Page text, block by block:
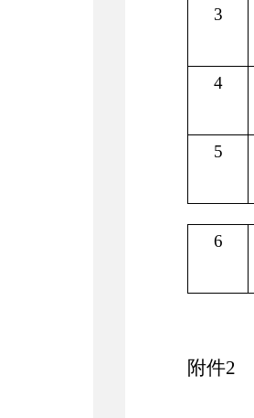
3
4
5
6
附件2